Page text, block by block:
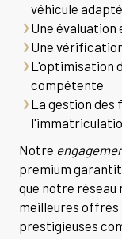
véhicule
Une évaluation
Une
L'optimisation
compétente
La gestion des
Notre
premium
que notre réseau
meilleures offres
prestigieuses